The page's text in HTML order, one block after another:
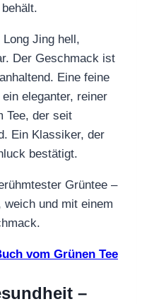
Long Jing hell,
Der Geschmack ist
Eine feine
eleganter, reiner
Tee, der seit
Ein Klassiker, der
bestätigt.
Grüntee –
weich und mit einem
vom Grünen Tee
–